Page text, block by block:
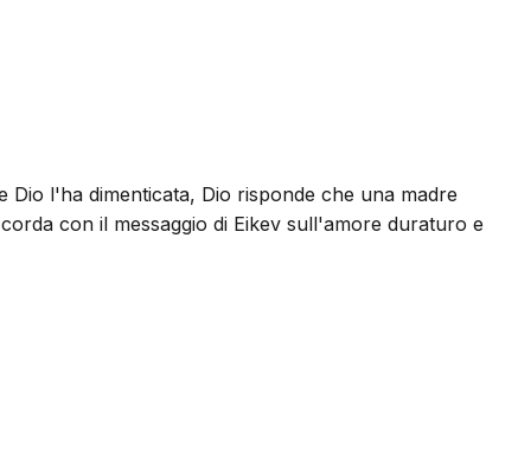
Dio l'ha dimenticata, Dio risponde che una madre
con il messaggio di Eikev sull'amore duraturo e